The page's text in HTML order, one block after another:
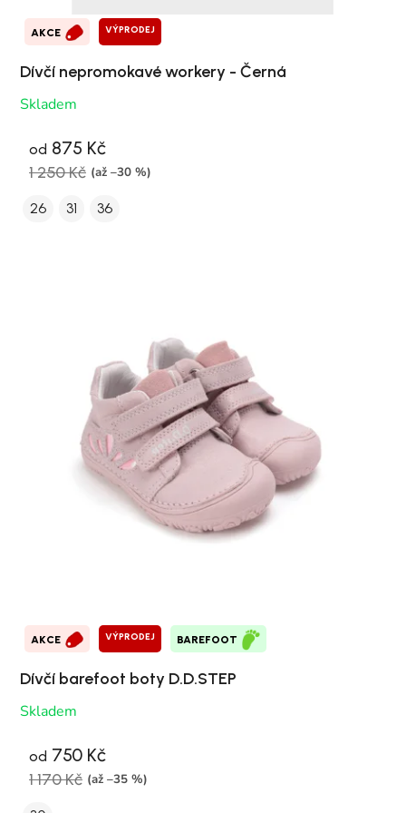
AKCE VÝPRODEJ
Dívčí nepromokavé workery - Černá
Skladem
od 875 Kč
1 250 Kč (až –30 %)
26 31 36
AKCE VÝPRODEJ BAREFOOT
Dívčí barefoot boty D.D.STEP
Skladem
od 750 Kč
1 170 Kč (až –35 %)